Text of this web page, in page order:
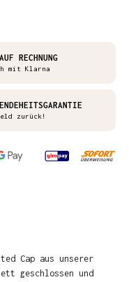
RECHNUNG
mit Klarna
zurück!
Cap aus unserer
geschlossen und